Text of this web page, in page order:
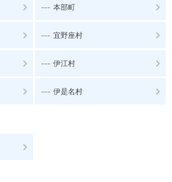
--- 本部町
--- 宜野座村
--- 伊江村
--- 伊是名村